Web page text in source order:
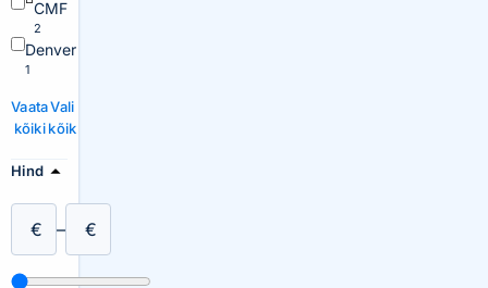
CMF
2
Denver
1
Vaata
kõiki
Vali
kõik
Hind
€ – €